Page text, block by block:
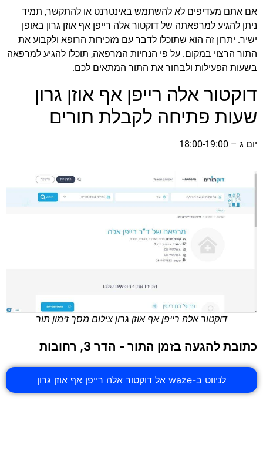
אם אתם מעדיפים לא להשתמש באינטרנט או להתקשר, תמיד
ניתן להגיע למרפאתה של דוקטור אלה רייפן אף אוזן גרון באופן
ישיר. יתרון זה הוא שתוכלו לדבר עם מזכירות הרופא ולקבוע את
התור הרצוי במקום. על פי הנחיות המרפאה, תוכלו להגיע למרפאה
בשעות הפעילות ולבחור את התור המתאים לכם.
דוקטור אלה רייפן אף אוזן גרון
שעות פתיחה לקבלת תורים
יום ג – 18:00-19:00
דוקטור אלה רייפן אף אוזן גרון צילום מסך זימון תור
כתובת להגעה בזמן התור - הדר 3, רחובות
לניווט ב-waze אל דוקטור אלה רייפן אף אוזן גרון